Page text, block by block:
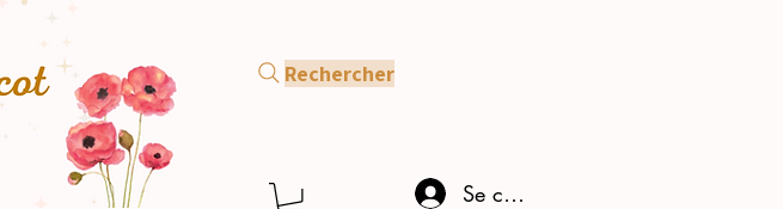
Se connecter
Rechercher